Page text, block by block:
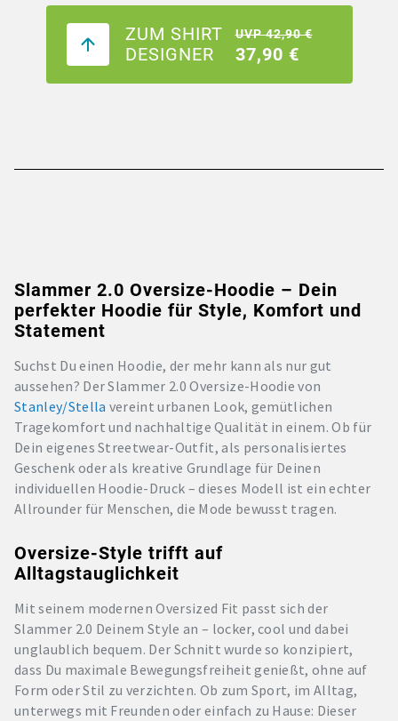
ZUM SHIRT
DESIGNER
UVP 42,90 €
37,90 €
Slammer 2.0 Oversize-Hoodie – Dein
perfekter Hoodie für Style, Komfort und
Statement
Suchst Du einen Hoodie, der mehr kann als nur gut
aussehen? Der Slammer 2.0 Oversize-Hoodie von
Stanley/Stella vereint urbanen Look, gemütlichen
Tragekomfort und nachhaltige Qualität in einem. Ob für
Dein eigenes Streetwear-Outfit, als personalisiertes
Geschenk oder als kreative Grundlage für Deinen
individuellen Hoodie-Druck – dieses Modell ist ein echter
Allrounder für Menschen, die Mode bewusst tragen.
Oversize-Style trifft auf
Alltagstauglichkeit
Mit seinem modernen Oversized Fit passt sich der
Slammer 2.0 Deinem Style an – locker, cool und dabei
unglaublich bequem. Der Schnitt wurde so konzipiert,
dass Du maximale Bewegungsfreiheit genießt, ohne auf
Form oder Stil zu verzichten. Ob zum Sport, im Alltag,
unterwegs mit Freunden oder einfach zu Hause: Dieser